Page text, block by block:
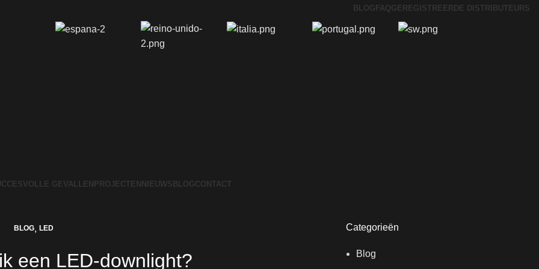
BLOG FAQGEREGISTREERDE DISTRIBUTEURS
GEVALLEN PROJECTEN NIEUWS BLOGCONTACT
BLOG, LED
een LED-downlight?
Categorieën
Blog